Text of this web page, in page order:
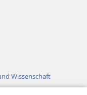
Wissenschaft